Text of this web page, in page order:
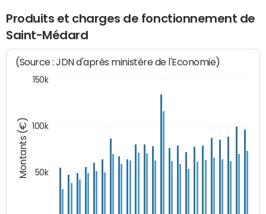
Produits et charges de fonctionnement de
Saint-Médard
Montants (€)
(Source : JDN d'après ministère de l'Economie)
50k
100k
150k